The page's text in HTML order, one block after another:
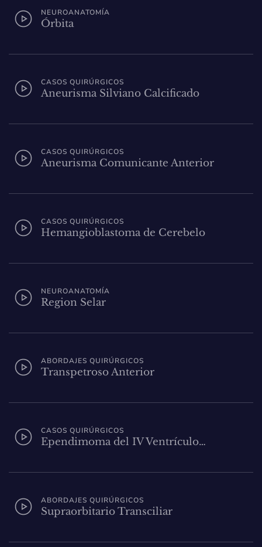
NEUROANATOMÍA
Órbita
CASOS QUIRÚRGICOS
Aneurisma Silviano Calcificado
CASOS QUIRÚRGICOS
Aneurisma Comunicante Anterior
CASOS QUIRÚRGICOS
Hemangioblastoma de Cerebelo
NEUROANATOMÍA
Region Selar
ABORDAJES QUIRÚRGICOS
Transpetroso Anterior
CASOS QUIRÚRGICOS
Ependimoma del IV Ventrículo…
ABORDAJES QUIRÚRGICOS
Supraorbitario Transciliar